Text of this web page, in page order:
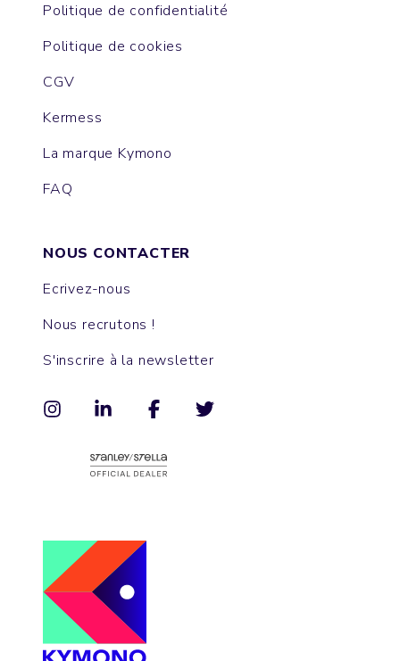
Politique de confidentialité
Politique de cookies
CGV
Kermess
La marque Kymono
FAQ
NOUS CONTACTER
Ecrivez-nous
Nous recrutons !
S'inscrire à la newsletter